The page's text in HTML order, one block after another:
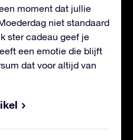
moment dat jullie
niet standaard
ster cadeau geef je
een emotie die blijft
dat voor altijd van